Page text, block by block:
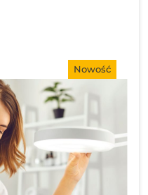
Nowość